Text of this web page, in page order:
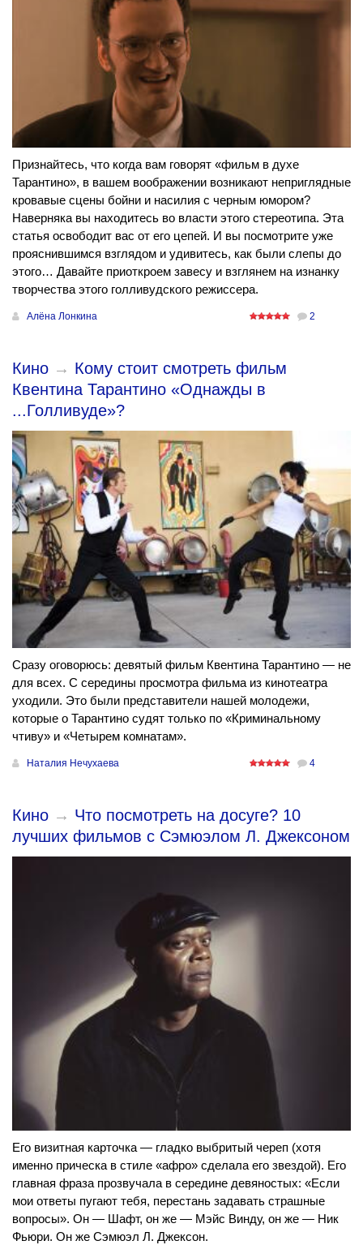
Признайтесь, что когда вам говорят «фильм в духе
Тарантино», в вашем воображении возникают неприглядные
кровавые сцены бойни и насилия с черным юмором?
Наверняка вы находитесь во власти этого стереотипа. Эта
статья освободит вас от его цепей. И вы посмотрите уже
прояснившимся взглядом и удивитесь, как были слепы до
этого… Давайте приоткроем завесу и взглянем на изнанку
творчества этого голливудского режиссера.
Алёна Лонкина 2
Кино → Кому стоит смотреть фильм
Квентина Тарантино «Однажды в
...Голливуде»?
Сразу оговорюсь: девятый фильм Квентина Тарантино — не
для всех. С середины просмотра фильма из кинотеатра
уходили. Это были представители нашей молодежи,
которые о Тарантино судят только по «Криминальному
чтиву» и «Четырем комнатам».
Наталия Нечухаева 4
Кино → Что посмотреть на досуге? 10
лучших фильмов с Сэмюэлом Л. Джексоном
Его визитная карточка — гладко выбритый череп (хотя
именно прическа в стиле «афро» сделала его звездой). Его
главная фраза прозвучала в середине девяностых: «Если
мои ответы пугают тебя, перестань задавать страшные
вопросы». Он — Шафт, он же — Мэйс Винду, он же — Ник
Фьюри. Он же Сэмюэл Л. Джексон.